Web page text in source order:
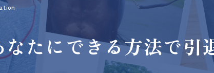
なたにできる方法で引